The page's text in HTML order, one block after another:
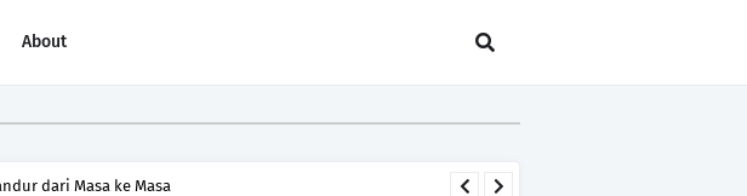
About
dari Masa ke Masa